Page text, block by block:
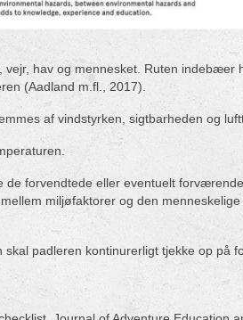
hav og mennesket. Ruten indebæer
(Aadland m.fl., 2017).
af vindstyrken, sigtbarheden og
forvendtede eller eventuelt
miljøfaktorer og den
padleren kontinurerligt tjekke op på